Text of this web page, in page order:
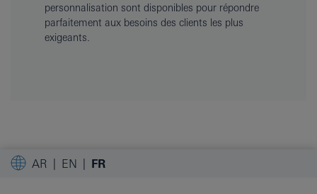
personnalisation sont disponibles pour répondre
parfaitement aux besoins des clients les plus
exigeants.
AR EN FR